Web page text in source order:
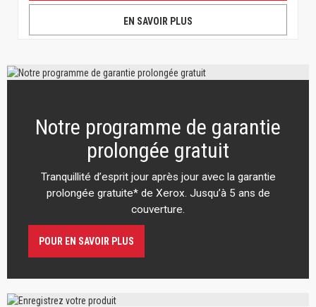
EN SAVOIR PLUS
Notre programme de garantie
prolongée gratuit
Tranquillité d’esprit jour après jour avec la garantie
prolongée gratuite* de Xerox. Jusqu’à 5 ans de
couverture.
POUR EN SAVOIR PLUS